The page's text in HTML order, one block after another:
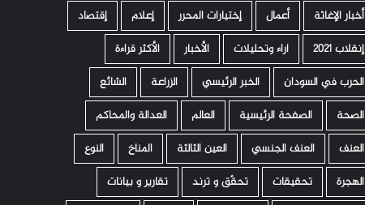
أخبار الإغاثة
أعمال إختيارات المحرر إعلام
إقتصاد
إنقلاب 2021
اراء وتحليلات الأخبار
الأكثر قراءة
الحرب في السودان
الخبر الرئيسي الزراعة
الشائع
الصحة
الصفحة الرئيسية العالم
العدالة والمحاكم
العنف
العنف الجنسي العين الثالثة المناخ
النوع
الهجرة
تحقيقات تحقّق و ترند
تقارير و بيانات